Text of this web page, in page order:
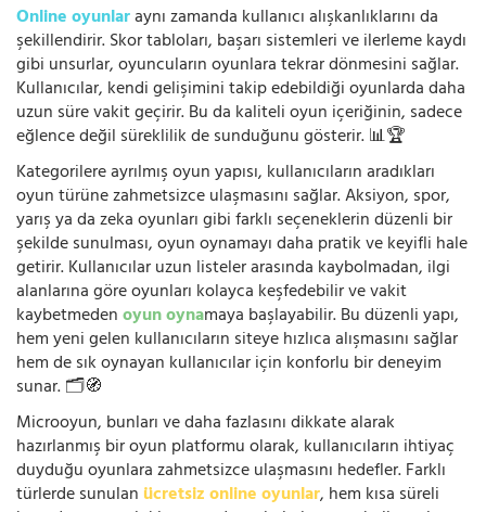
Online oyunlaraynı zamanda kullanıcı alışkanlıklarını da
şekillendirir. Skor tabloları, başarı sistemleri ve ilerleme kaydı
gibi unsurlar, oyuncuların oyunlara tekrar dönmesini sağlar.
Kullanıcılar, kendi gelişimini takip edebildiği oyunlarda daha
uzun süre vakit geçirir. Bu da kaliteli oyun içeriğinin, sadece
eğlence değil süreklilik de sunduğunu gösterir. 📊🏆
Kategorilere ayrılmış oyun yapısı, kullanıcıların aradıkları
oyun türüne zahmetsizce ulaşmasını sağlar. Aksiyon, spor,
yarış ya da zeka oyunları gibi farklı seçeneklerin düzenli bir
şekilde sunulması, oyun oynamayı daha pratik ve keyifli hale
getirir. Kullanıcılar uzun listeler arasında kaybolmadan, ilgi
alanlarına göre oyunları kolayca keşfedebilir ve vakit
kaybetmedenoyun oynamaya başlayabilir. Bu düzenli yapı,
hem yeni gelen kullanıcıların siteye hızlıca alışmasını sağlar
hem de sık oynayan kullanıcılar için konforlu bir deneyim
sunar. 🗂️🧭
Microoyun, bunları ve daha fazlasını dikkate alarak
hazırlanmış bir oyun platformu olarak, kullanıcıların ihtiyaç
duyduğu oyunlara zahmetsizce ulaşmasını hedefler. Farklı
türlerde sunulan ücretsiz online oyunlar, hem kısa süreli